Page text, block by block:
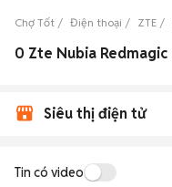
Chợ Tốt Điện thoại ZTE
Siêu thị điện tử
Tin có video